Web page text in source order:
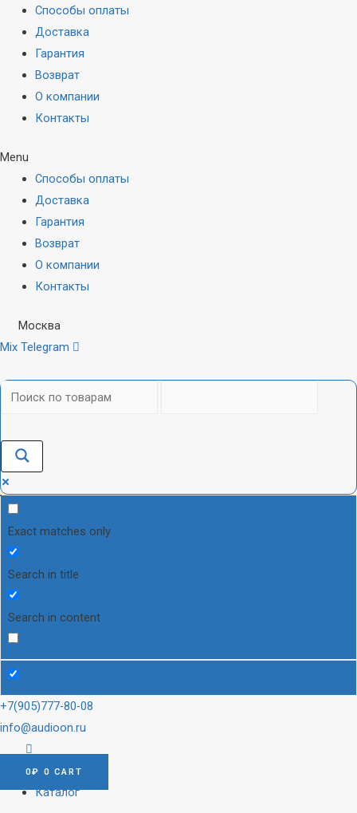
Способы оплаты
Доставка
Гарантия
Возврат
О компании
Контакты
Menu
Способы оплаты
Доставка
Гарантия
Возврат
О компании
Контакты
Москва
Mix Telegram
Exact matches only
Search in title
Search in content
+7(905)777-80-08
info@audioon.ru
0₽ 0 CART
Каталог